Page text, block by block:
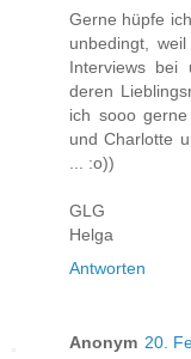
Gerne hüpfe
unbedingt,
Interviews bei
deren
ich sooo
und Charlotte
... :o))
GLG
Helga
Antworten
Anonym 20.